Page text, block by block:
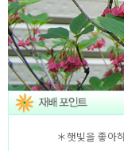
＊햇빛을 좋아